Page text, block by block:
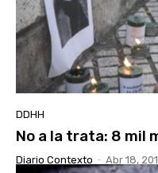
DDHH
No a la trata: 8 mil
Diario Contexto - Abr 18,